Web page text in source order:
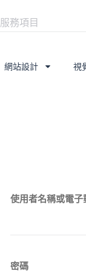
網站設計 視
使用者名稱或電子
密碼